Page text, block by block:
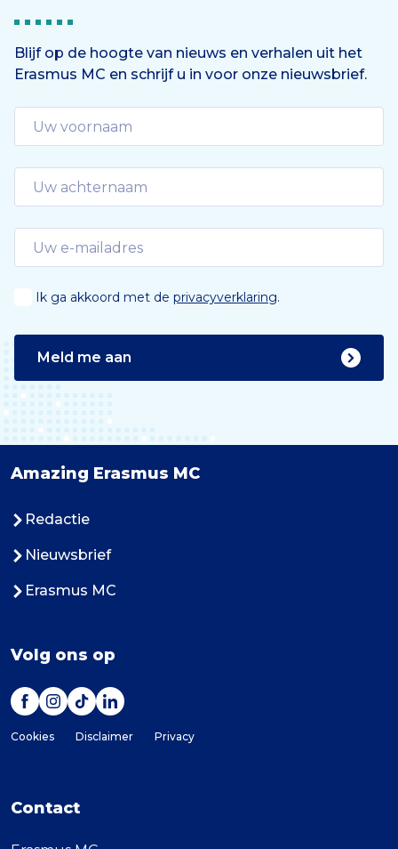
n
d
Blijf op de hoogte van nieuws en verhalen uit het
Erasmus MC en schrijf u in voor onze nieuwsbrief.
Ik ga akkoord met de privacyverklaring.
Meld me aan
Amazing Erasmus MC
Redactie
Nieuwsbrief
Erasmus MC
Volg ons op
Cookies Disclaimer Privacy
Contact